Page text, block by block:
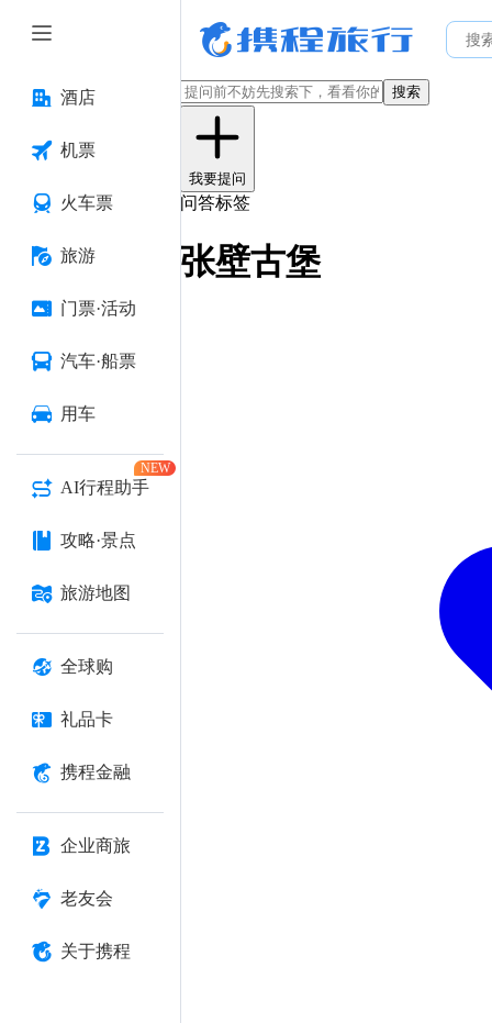
酒店
机票
火车票
旅游
门票·活动
汽车·船票
用车
AI行程助手
NEW
攻略·景点
旅游地图
全球购
礼品卡
携程金融
企业商旅
老友会
关于携程
搜索
我要提问
问答标签
张壁古堡